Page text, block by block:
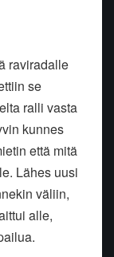
raviradalle
se
ralli vasta
kunnes
että mitä
Lähes uusi
väliin,
alle,